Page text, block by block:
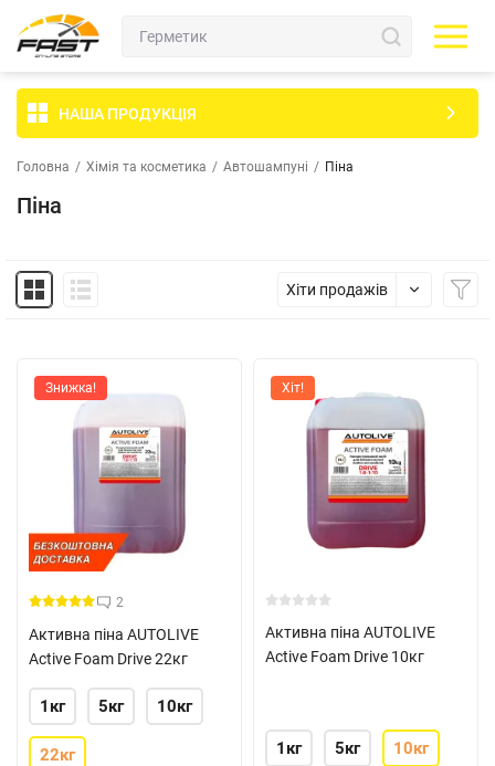
НАША ПРОДУКЦІЯ
Головна / Хімія та косметика / Автошампуні / Піна
Піна
Хіти продажів
Знижка!
2
Активна піна AUTOLIVE
Active Foam Drive 22кг
1кг 5кг 10кг
22кг
Хіт!
Активна піна AUTOLIVE
Active Foam Drive 10кг
1кг 5кг 10кг